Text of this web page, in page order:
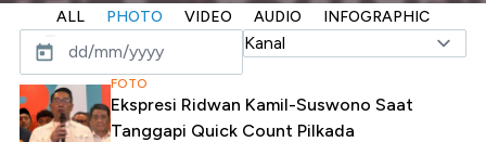
ALL PHOTO VIDEO AUDIO INFOGRAPHIC
FOTO
Ekspresi Ridwan Kamil-Suswono Saat
Tanggapi Quick Count Pilkada